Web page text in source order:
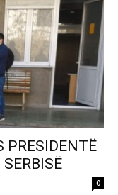
PRESIDENTË
0